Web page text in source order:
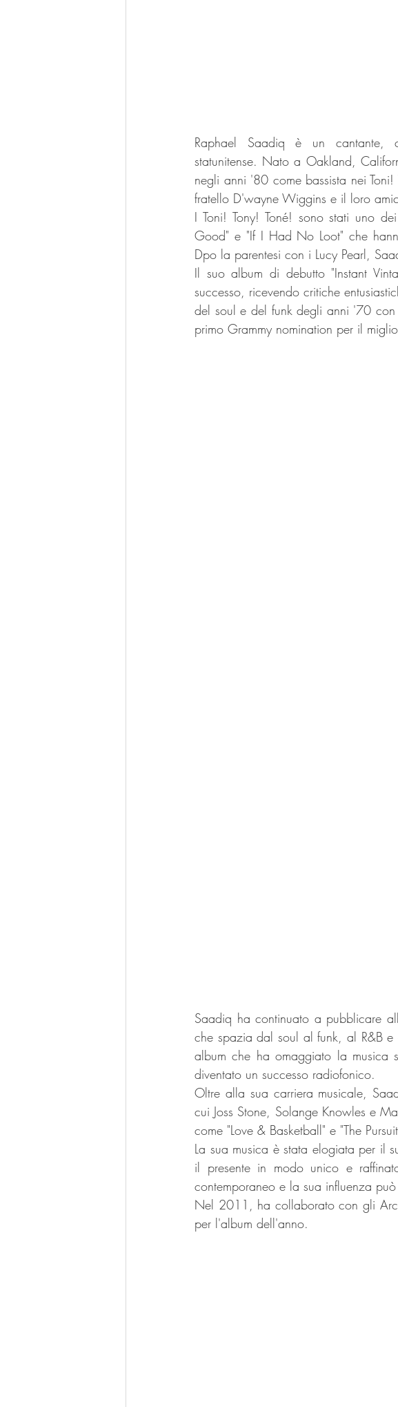
Raphael Saadiq è un cantante,
statunitense. Nato a Oakland,
negli anni '80 come bassista nei
fratello D'wayne Wiggins e il loro
I Toni! Tony! Toné! sono stati uno
Good" e "If I Had No Loot" che
Dpo la parentesi con i Lucy Pearl,
Il suo album di debutto "Instant
successo, ricevendo critiche
del soul e del funk degli anni '70 con
primo Grammy nomination per il
Saadiq ha continuato a pubblicare
che spazia dal soul al funk, al R&B
album che ha omaggiato la
diventato un successo radiofonico.
Oltre alla sua carriera musicale,
cui Joss Stone, Solange Knowles e
come "Love & Basketball" e "The
La sua musica è stata elogiata per il
il presente in modo unico e
contemporaneo e la sua influenza
Nel 2011, ha collaborato con gli
per l'album dell'anno.